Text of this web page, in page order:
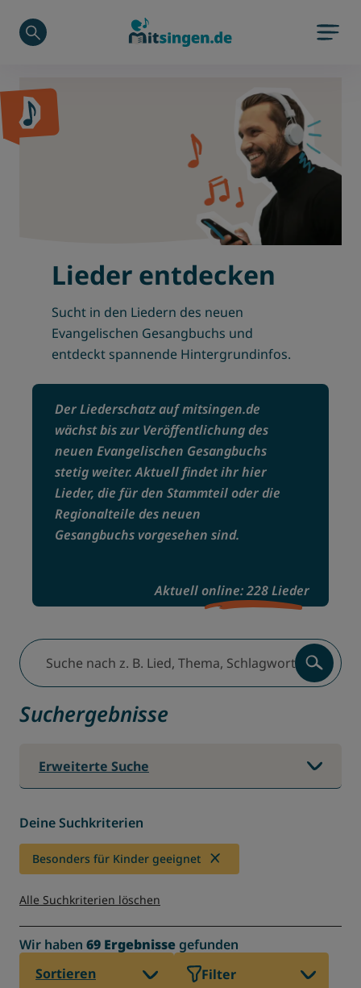
Lieder entdecken
Sucht in den Liedern des neuen
Evangelischen Gesangbuchs und
entdeckt spannende Hintergrundinfos.
Der Liederschatz auf mitsingen.de
wächst bis zur Veröffentlichung des
neuen Evangelischen Gesangbuchs
stetig weiter. Aktuell findet ihr hier
Lieder, die für den Stammteil oder die
Regionalteile des neuen
Gesangbuchs vorgesehen sind.
Aktuell online: 228 Lieder
Suche nach z. B. Lied, Thema, Schlagwort,
Suchergebnisse
Erweiterte Suche
Deine Suchkriterien
Besonders für Kinder geeignet
Alle Suchkriterien löschen
Wir haben 69 Ergebnisse gefunden
Sortieren
Filter